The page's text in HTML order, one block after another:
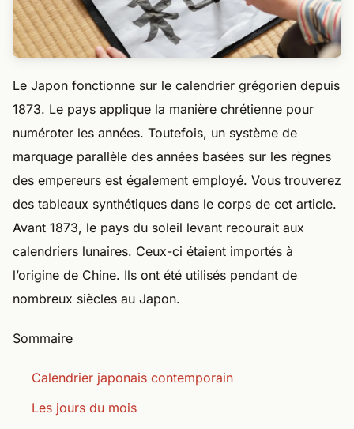
Le Japon fonctionne sur le calendrier grégorien depuis
1873. Le pays applique la manière chrétienne pour
numéroter les années. Toutefois, un système de
marquage parallèle des années basées sur les règnes
des empereurs est également employé. Vous trouverez
des tableaux synthétiques dans le corps de cet article.
Avant 1873, le pays du soleil levant recourait aux
calendriers lunaires. Ceux-ci étaient importés à
l’origine de Chine. Ils ont été utilisés pendant de
nombreux siècles au Japon.
Sommaire
Calendrier japonais contemporain
Les jours du mois